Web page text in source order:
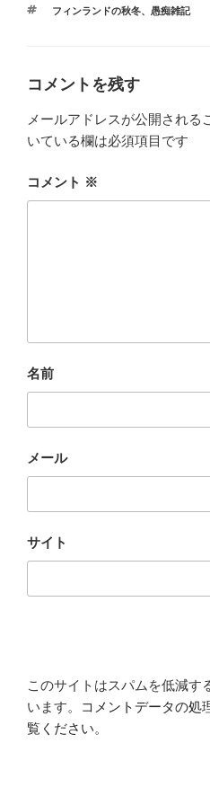
ゴ
タ
フィンランドの秋冬、 愚痴雑記
コメントを残す
メールアドレスが公開される
いている欄は必須項目です
コメント ※
名前
メール
サイト
このサイトはスパムを低減す
います。
コメントデータの処
覧ください。